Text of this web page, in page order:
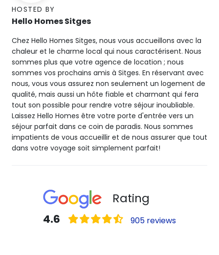
HOSTED BY
Hello Homes Sitges
Chez Hello Homes Sitges, nous vous accueillons avec la
chaleur et le charme local qui nous caractérisent. Nous
sommes plus que votre agence de location ; nous
sommes vos prochains amis à Sitges. En réservant avec
nous, vous vous assurez non seulement un logement de
qualité, mais aussi un hôte fiable et charmant qui fera
tout son possible pour rendre votre séjour inoubliable.
Laissez Hello Homes être votre porte d'entrée vers un
séjour parfait dans ce coin de paradis. Nous sommes
impatients de vous accueillir et de nous assurer que tout
dans votre voyage soit simplement parfait!
Rating
4.6 905 reviews